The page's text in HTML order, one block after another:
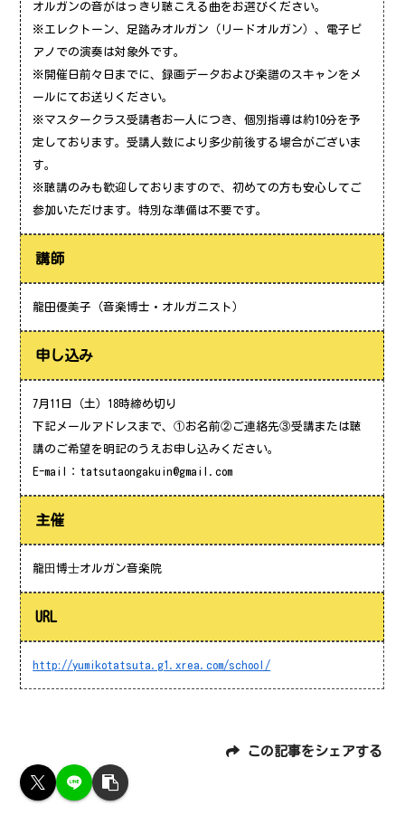
オルガンの音がはっきり聴こえる曲をお選びください。
※エレクトーン、足踏みオルガン（リードオルガン）、電子ピ
アノでの演奏は対象外です。
※開催日前々日までに、録画データおよび楽譜のスキャンをメ
ールにてお送りください。
※マスタークラス受講者お一人につき、個別指導は約10分を予
定しております。受講人数により多少前後する場合がございま
す。
※聴講のみも歓迎しておりますので、初めての方も安心してご
参加いただけます。特別な準備は不要です。
講師
龍田優美子（音楽博士・オルガニスト）
申し込み
7月11日（土）18時締め切り
下記メールアドレスまで、①お名前②ご連絡先③受講または聴
講のご希望を明記のうえお申し込みください。
E-mail：tatsutaongakuin@gmail.com
主催
龍⽥博⼠オルガン音楽院
URL
http://yumikotatsuta.g1.xrea.com/school/
この記事をシェアする